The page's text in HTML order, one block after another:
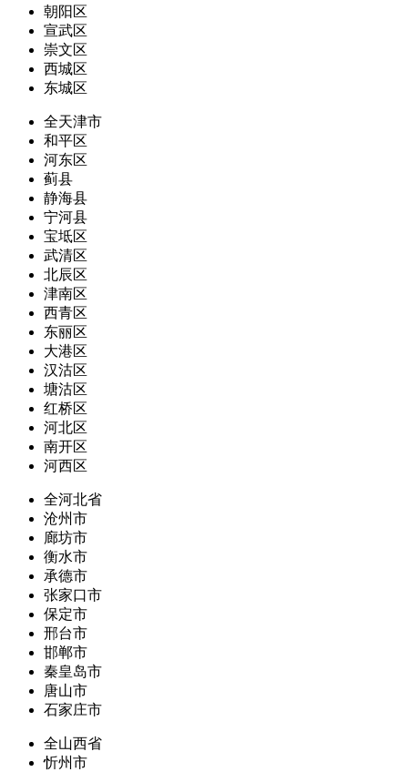
朝阳区
宣武区
崇文区
西城区
东城区
全天津市
和平区
河东区
蓟县
静海县
宁河县
宝坻区
武清区
北辰区
津南区
西青区
东丽区
大港区
汉沽区
塘沽区
红桥区
河北区
南开区
河西区
全河北省
沧州市
廊坊市
衡水市
承德市
张家口市
保定市
邢台市
邯郸市
秦皇岛市
唐山市
石家庄市
全山西省
忻州市